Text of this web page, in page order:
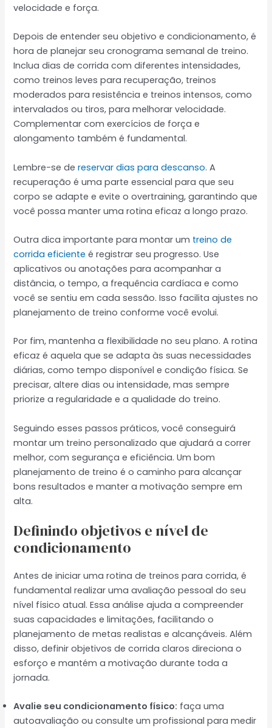
velocidade e força.
Depois de entender seu objetivo e condicionamento, é
hora de planejar seu cronograma semanal de treino.
Inclua dias de corrida com diferentes intensidades,
como treinos leves para recuperação, treinos
moderados para resistência e treinos intensos, como
intervalados ou tiros, para melhorar velocidade.
Complementar com exercícios de força e
alongamento também é fundamental.
Lembre-se dereservar dias para descanso. A
recuperação é uma parte essencial para que seu
corpo se adapte e evite o overtraining, garantindo que
você possa manter uma rotina eficaz a longo prazo.
Outra dica importante para montar um treino de
corrida eficiente é registrar seu progresso. Use
aplicativos ou anotações para acompanhar a
distância, o tempo, a frequência cardíaca e como
você se sentiu em cada sessão. Isso facilita ajustes no
planejamento de treino conforme você evolui.
Por fim, mantenha a flexibilidade no seu plano. A rotina
eficaz é aquela que se adapta às suas necessidades
diárias, como tempo disponível e condição física. Se
precisar, altere dias ou intensidade, mas sempre
priorize a regularidade e a qualidade do treino.
Seguindo esses passos práticos, você conseguirá
montar um treino personalizado que ajudará a correr
melhor, com segurança e eficiência. Um bom
planejamento de treino é o caminho para alcançar
bons resultados e manter a motivação sempre em
alta.
Definindo objetivos e nível de
condicionamento
Antes de iniciar uma rotina de treinos para corrida, é
fundamental realizar uma avaliação pessoal do seu
nível físico atual. Essa análise ajuda a compreender
suas capacidades e limitações, facilitando o
planejamento de metas realistas e alcançáveis. Além
disso, definir objetivos de corrida claros direciona o
esforço e mantém a motivação durante toda a
jornada.
Avalie seu condicionamento físico: faça uma
autoavaliação ou consulte um profissional para medir